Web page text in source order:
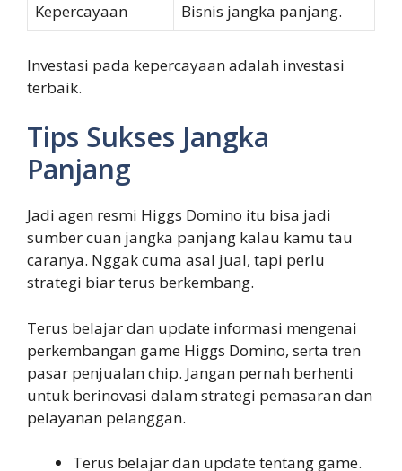
Kepercayaan
Bisnis jangka panjang.
Investasi pada kepercayaan adalah investasi
terbaik.
Tips Sukses Jangka
Panjang
Jadi agen resmi Higgs Domino itu bisa jadi
sumber cuan jangka panjang kalau kamu tau
caranya. Nggak cuma asal jual, tapi perlu
strategi biar terus berkembang.
Terus belajar dan update informasi mengenai
perkembangan game Higgs Domino, serta tren
pasar penjualan chip. Jangan pernah berhenti
untuk berinovasi dalam strategi pemasaran dan
pelayanan pelanggan.
Terus belajar dan update tentang game.